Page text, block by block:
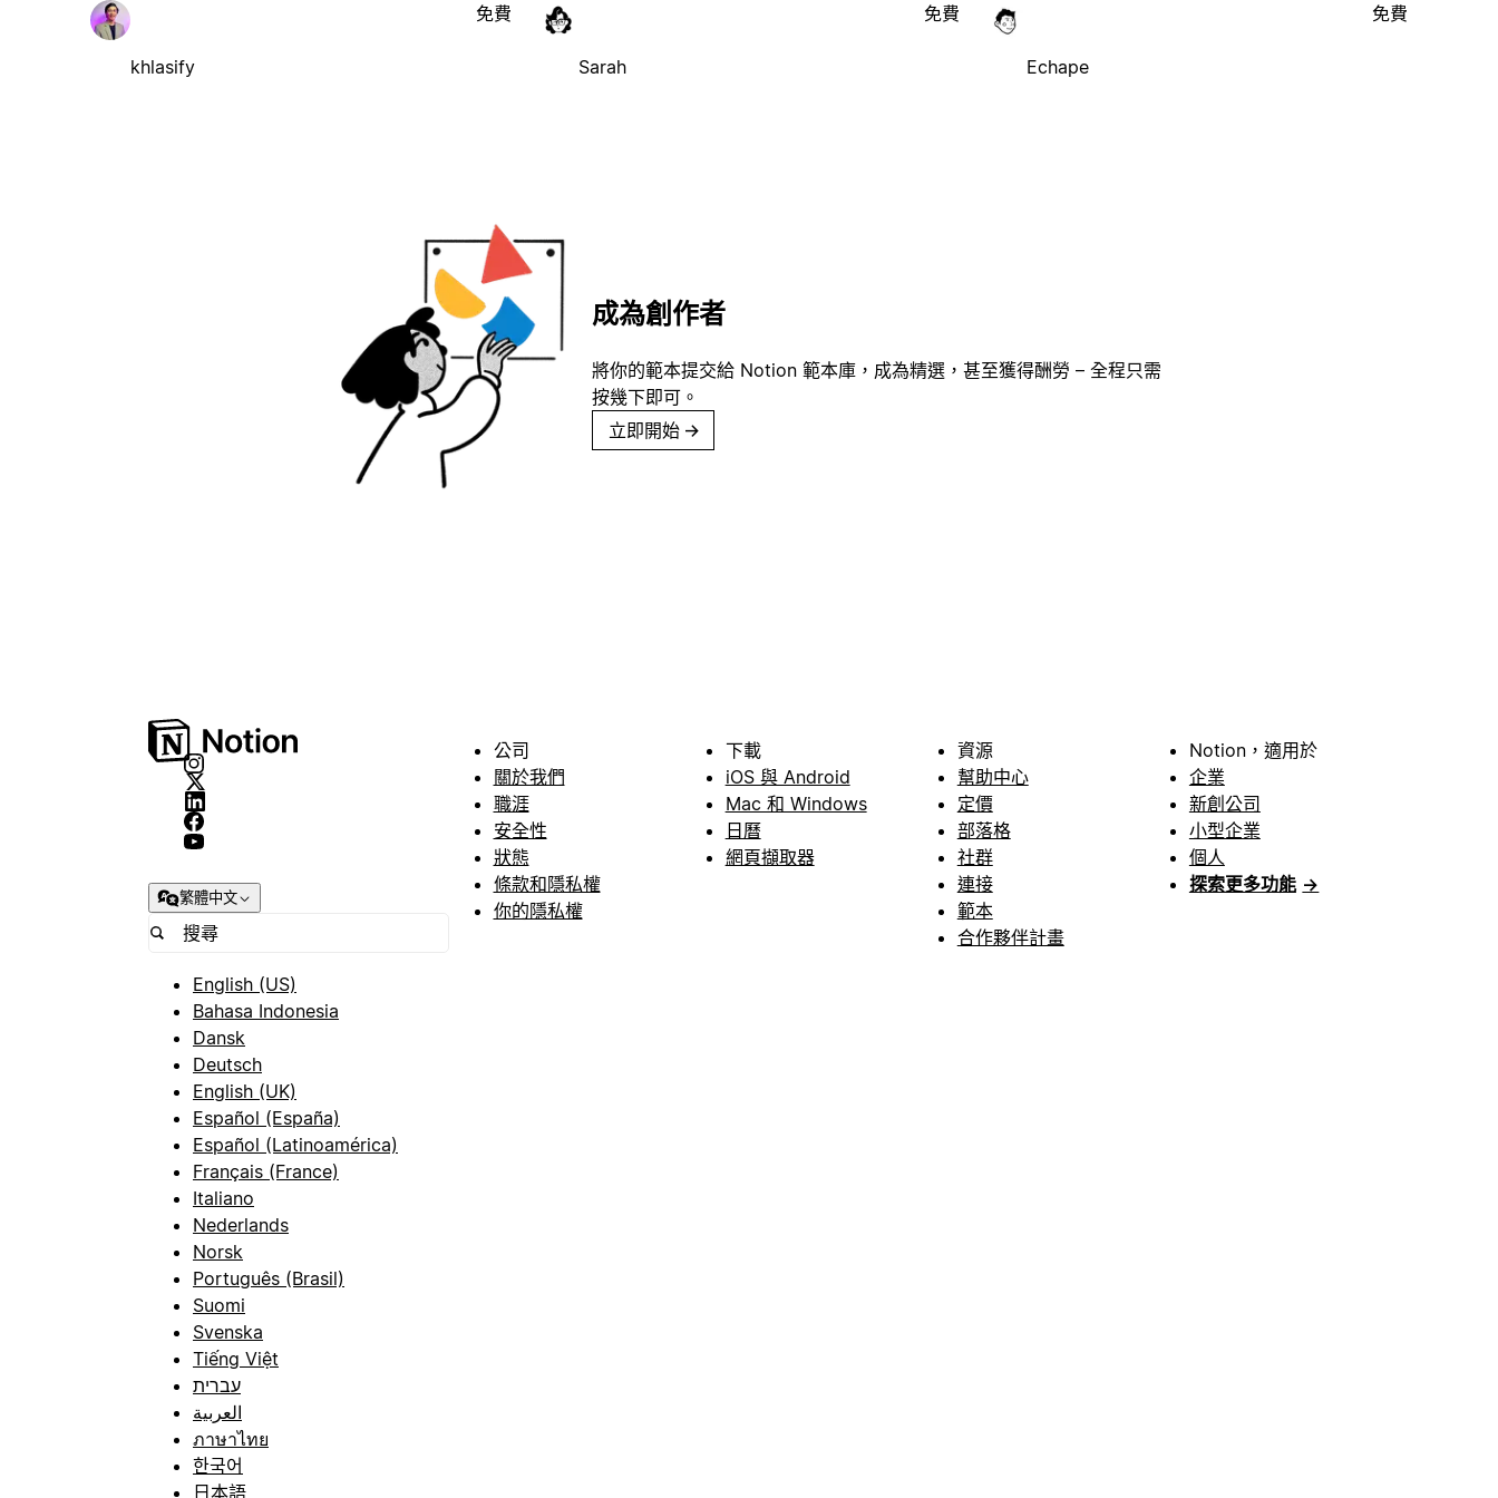
khlasify
免費
Sarah
免費
Echape
免費
成為創作者
將你的範本提交給 Notion 範本庫，成為精選，甚至獲得酬勞 – 全程只需
按幾下即可。
立即開始 →
繁體中文
English (US)
Bahasa Indonesia
Dansk
Deutsch
English (UK)
Español (España)
Español (Latinoamérica)
Français (France)
Italiano
Nederlands
Norsk
Português (Brasil)
Suomi
Svenska
Tiếng Việt
עברית
العربية
ภาษาไทย
한국어
日本語
公司
關於我們
職涯
安全性
狀態
條款和隱私權
你的隱私權
下載
iOS 與 Android
Mac 和 Windows
日曆
網頁擷取器
資源
幫助中心
定價
部落格
社群
連接
範本
合作夥伴計畫
Notion，適用於
企業
新創公司
小型企業
個人
探索更多功能 →